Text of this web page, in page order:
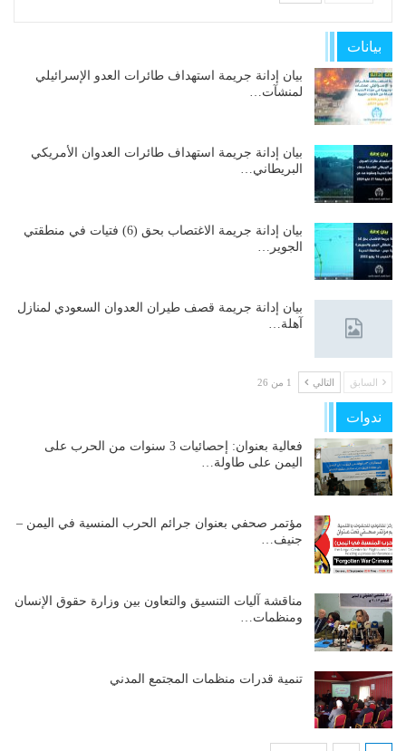
بيانات
بيان إدانة جريمة استهداف طائرات العدو الإسرائيلي
لمنشآت…
بيان إدانة جريمة استهداف طائرات العدوان الأمريكي
البريطاني…
بيان إدانة جريمة الاغتصاب بحق (6) فتيات في منطقتي
الجوير…
بيان إدانة جريمة قصف طيران العدوان السعودي لمنازل
آهلة…
السابق التالي 1 من 26
ندوات
فعالية بعنوان: إحصائيات 3 سنوات من الحرب على
اليمن على طاولة…
مؤتمر صحفي بعنوان جرائم الحرب المنسية في اليمن –
جنيف…
مناقشة آليات التنسيق والتعاون بين وزارة حقوق الإنسان
ومنظمات…
تنمية قدرات منظمات المجتمع المدني